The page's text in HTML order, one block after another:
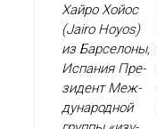
Хайро Хойос
(Jairo Hoyos)
из Барселоны,
Испания Пре­
зидент Меж­
ду­народ­ной